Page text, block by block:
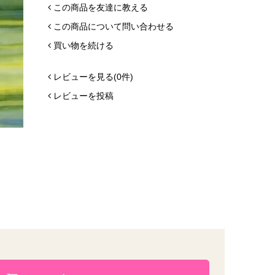
この商品を友達に教える
この商品について問い合わせる
買い物を続ける
レビューを見る(0件)
レビューを投稿